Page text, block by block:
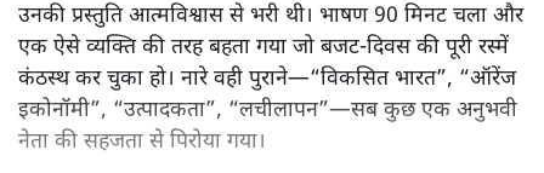
उनकी प्रस्तुति आत्मविश्वास से भरी थी। भाषण 90 मिनट चला और
एक ऐसे व्यक्ति की तरह बहता गया जो बजट‑दिवस की पूरी रस्में
कंठस्थ कर चुका हो। नारे वही पुराने—“विकसित भारत”, “ऑरेंज
इकोनॉमी”, “उत्पादकता”, “लचीलापन”—सब कुछ एक अनुभवी
नेता की सहजता से पिरोया गया।